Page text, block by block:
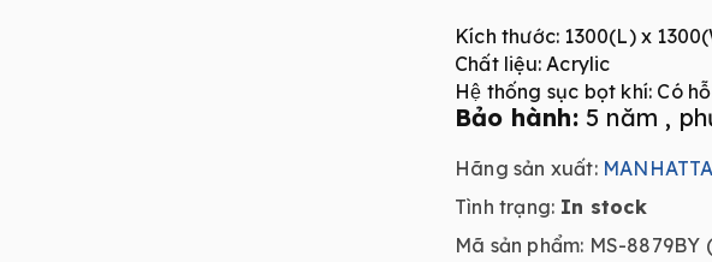
Kích thước: 1300(L) x
Chất liệu: Acrylic
Hệ thống sục bọt khí: Có
Bảo hành:5 năm ,
Hãng sản xuất:
Tình trạng: In stock
Mã sản phẩm: MS-8879BY